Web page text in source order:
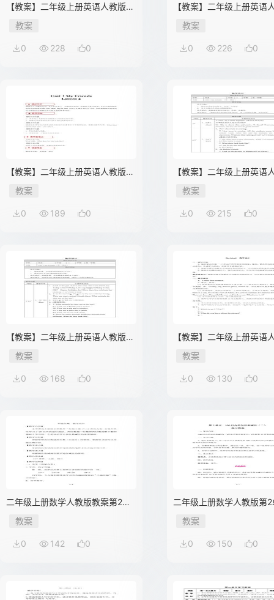
【教案】二年级上册英语人教版新
起点Unit 3 lesson 3 02
教案
0 228 0
【教案】二年级上册英语
起点Unit 3 lesson 3 03
教案
0 226 0
【教案】二年级上册英语人教版新
起点Unit 3 lesson 2 03
教案
0 189 0
【教案】二年级上册英语
起点Unit 3 lesson 2 01
教案
0 215 0
【教案】二年级上册英语人教版新
起点Unit 3 lesson 1 01
教案
0 168 0
【教案】二年级上册英语
起点Revision 1 01
教案
0 130 0
二年级上册数学人教版教案第2单
元《不退位减》
教案
0 142 0
二年级上册数学人教版第
习教案02
教案
0 150 0